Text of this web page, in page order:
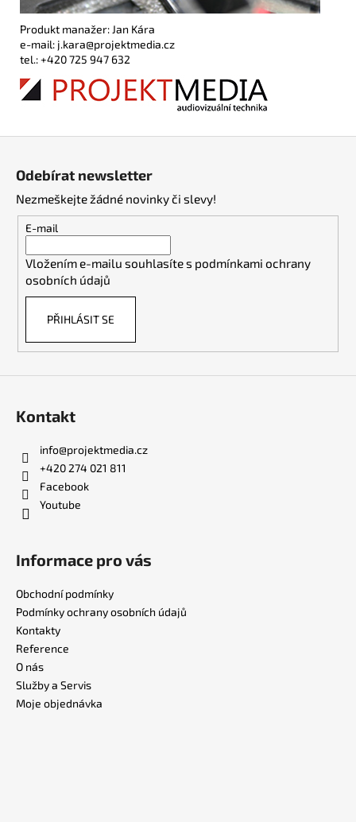
Produkt manažer: Jan Kára
e-mail: j.kara@projektmedia.cz
tel.: +420 725 947 632
Odebírat newsletter
Nezmeškejte žádné novinky či slevy!
E-mail
Vložením e-mailu souhlasíte s podmínkami ochrany
osobních údajů
PŘIHLÁSIT SE
Kontakt
info@projektmedia.cz
+420 274 021 811
Facebook
Youtube
Informace pro vás
Obchodní podmínky
Podmínky ochrany osobních údajů
Kontakty
Reference
O nás
Služby a Servis
Moje objednávka